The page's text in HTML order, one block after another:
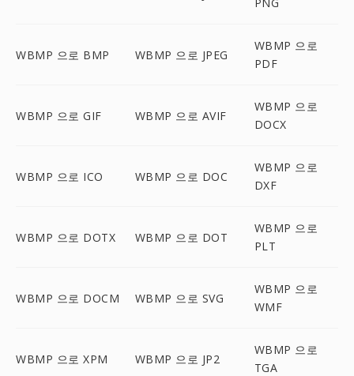
WBMP 으로 BMP WBMP 으로 JPEG
WBMP 으로
PDF
WBMP 으로 GIF WBMP 으로 AVIF
WBMP 으로
DOCX
WBMP 으로 ICO WBMP 으로 DOC
WBMP 으로
DXF
WBMP 으로 DOTX WBMP 으로 DOT
WBMP 으로
PLT
WBMP 으로 DOCM WBMP 으로 SVG
WBMP 으로
WMF
WBMP 으로 XPM WBMP 으로 JP2
WBMP 으로
TGA